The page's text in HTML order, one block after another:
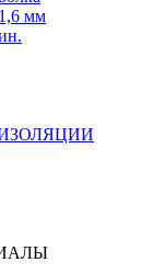
мм